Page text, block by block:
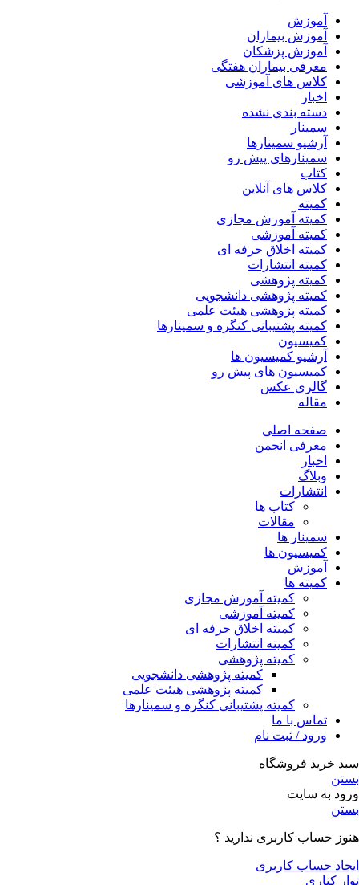
آموزش
آموزش بیماران
آموزش پزشکان
معرفی بیماران هفتگی
کلاس های آموزشی
اخبار
دسته بندی نشده
سمینار
آرشیو سمینارها
سمینارهای پیش رو
کتاب
کلاس های آنلاین
کمیته
کمیته آموزش مجازی
کمیته آموزشی
کمیته اخلاق حرفه ای
کمیته انتشارات
کمیته پژوهشی
کمیته پژوهشی دانشجویی
کمیته پژوهشی هیئت علمی
کمیته پشتیبانی کنگره و سمینارها
کمیسیون
آرشیو کمیسیون ها
کمیسیون های پیش رو
گالری عکس
مقاله
صفحه اصلی
معرفی انجمن
اخبار
وبلاگ
انتشارات
کتاب ها
مقالات
سمینار ها
کمیسیون ها
آموزش
کمیته ها
کمیته آموزش مجازی
کمیته آموزشی
کمیته اخلاق حرفه ای
کمیته انتشارات
کمیته پژوهشی
کمیته پژوهشی دانشجویی
کمیته پژوهشی هیئت علمی
کمیته پشتیبانی کنگره و سمینارها
تماس با ما
ورود / ثبت نام
سبد خرید فروشگاه
بستن
ورود به سایت
بستن
هنوز حساب کاربری ندارید ؟
ایجاد حساب کاربری
نوار کناری